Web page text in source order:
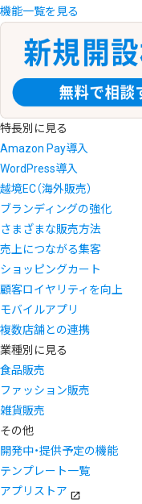
機能一覧を見る
特長別に見る
Amazon Pay導入
WordPress導入
越境EC（海外販売）
ブランディングの強化
さまざまな販売方法
売上につながる集客
ショッピングカート
顧客ロイヤリティを向上
モバイルアプリ
複数店舗との連携
業種別に見る
食品販売
ファッション販売
雑貨販売
その他
開発中・提供予定の機能
テンプレート一覧
アプリストア